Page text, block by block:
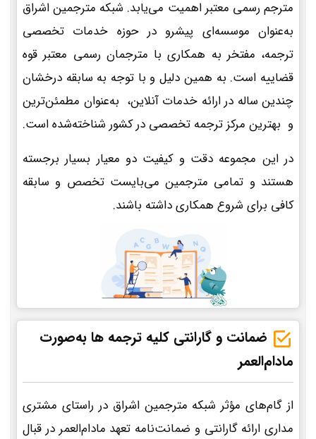
مترجم رسمی معتبر اهمیت می‌یابد. شبکه مترجمین اشراق
به‌عنوان موسسه‌ای پیشرو در حوزه خدمات تخصصی
ترجمه، مفتخر به همکاری با مترجمان رسمی معتبر قوه
قضاییه است. به همین دلیل و با توجه به سابقه درخشان
چندین ساله در ارائه خدمات آنلاین، به‌عنوان مطمئن‌ترین
و بهترین مرکز ترجمه تخصصی در کشور شناخته‌شده است.
در این مجموعه دقت و کیفیت دو معیار بسیار برجسته
هستند و تمامی مترجمین می‌بایست تخصص و سابقه
کافی برای شروع همکاری داشته باشند.
ضمانت و گارانتی کلیه ترجمه ها به‌صورت
مادام‌العمر
از گام‌های مؤثر شبکه مترجمین اشراق در راستای مشتری
مداری ارائه گارانتی و ضمانت‌نامه تعهد مادام‌العمر در قبال